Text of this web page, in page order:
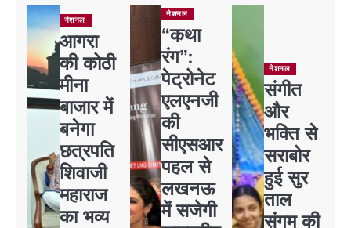
नेशनल
आगरा
की कोठी
मीना
बाजार में
बनेगा
छत्रपति
शिवाजी
महाराज
का भव्य
नेशनल
“कथा
रंग”:
पेट्रोनेट
एलएनजी
की
सीएसआर
पहल से
लखनऊ
में सजेगी
नेशनल
संगीत
और
भक्ति से
सराबोर
हुई सुर
ताल
संगम की